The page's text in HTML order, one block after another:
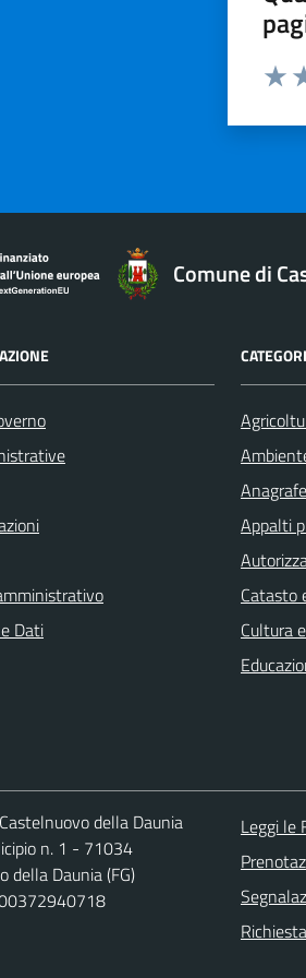
Comune di
Dati
Appalti
Catasto
Cultura
della Daunia
n. 1 - 71034
della Daunia (FG)
Leggi le